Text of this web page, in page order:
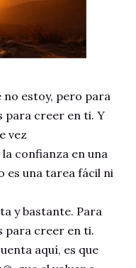
no estoy, pero para
para creer en ti. Y
vez
confianza en una
es una tarea fácil ni
y bastante. Para
para creer en ti.
aquí, es que